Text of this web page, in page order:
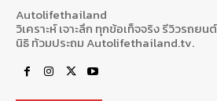
Autolifethailand
วิเคราะห์ เจาะลึก ทุกข้อเท็จจริง รีวิวรถย
นิธิ ท้วมประถม Autolifethailand.tv.